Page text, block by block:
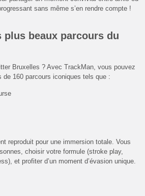
sans même s’en rendre compte !
plus beaux parcours du
Bruxelles ? Avec TrackMan, vous pouvez
de 160 parcours iconiques tels que :
reproduit pour une immersion totale. Vous
choisir votre formule (stroke play,
et profiter d’un moment d’évasion unique.